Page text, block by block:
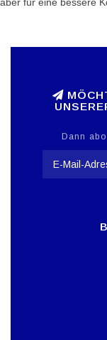
aber für eine bessere
Dann